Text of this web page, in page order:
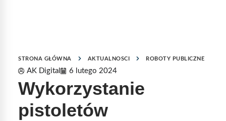
STRONA GŁÓWNA AKTUALNOSCI ROBOTY PUBLICZNE
AK Digital 6 lutego 2024
Wykorzystanie
pistoletów